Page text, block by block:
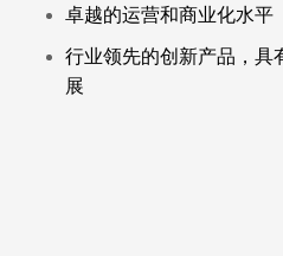
卓越的运营和商业化水平
行业领先的创新产品，具
展